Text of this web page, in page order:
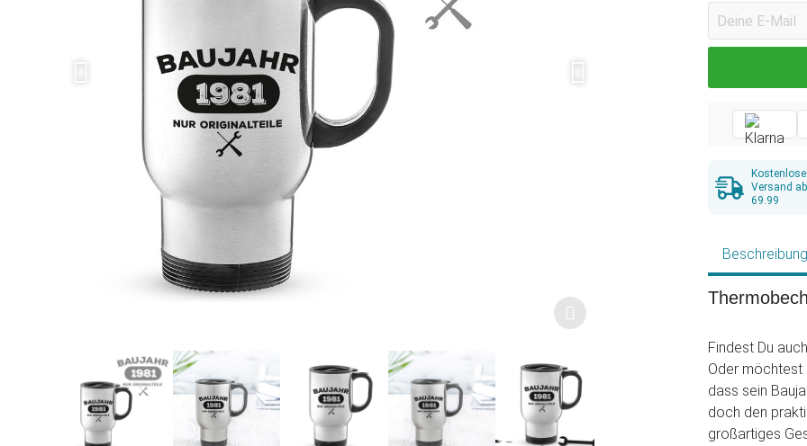
Versand
69.99
Beschreibung
Findest Du
Oder möchtest
dass sein
doch den
großartiges